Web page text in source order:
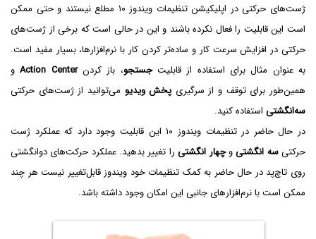
ژست‌های حرکتی در اپلیکیشن تنظیمات ویندوز ۱۰ مطلع نیستند و حتی ممکن
است این قابلیت را فعال نکرده باشند و این در حالی است که برخی از ژست‌های
حرکتی در افزایش سرعت کار و ساده‌تر کردن کار با نرم‌افزارها، بسیار مفید است.
به عنوان مثال برای استفاده از قابلیتجستجو، باز کردنAction Centerو
همین‌طور برای توقف و از سرگیری پخش ویدیو می‌توانید از ژست‌های حرکتی
سه‌انگشتی استفاده کنید.
در حال حاضر در تنظیمات ویندوز ۱۰ این قابلیت وجود دارد که عملکرد ژست
حرکتیسه انگشتیوچهار انگشتیرا تغییر بدهید. عملکرد حرکت‌های دوانگشتی
روی تاچ‌پد در حال حاضر به کمک تنظیمات خود ویندوز قابل‌تغییر نیست هر چند
ممکن است با نرم‌افزارهای جانبی این امکان وجود داشته باشد.